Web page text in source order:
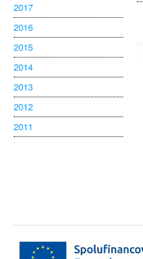
2017
2016
2015
2014
2013
2012
2011